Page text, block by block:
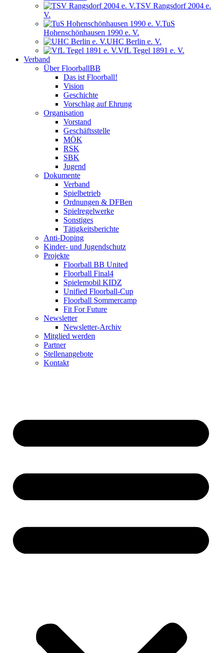
TSV Rangsdorf 2004 e.
V.
TuS
Hohenschönhausen 1990 e. V.
UHC Berlin e. V.
VfL Tegel 1891 e. V.
Verband
Über FloorballBB
Das ist Floorball!
Vision
Geschichte
Vorschlag auf Ehrung
Organisation
Vorstand
Geschäftsstelle
MÖK
RSK
SBK
Jugend
Dokumente
Verband
Spielbetrieb
Ordnungen & DFBen
Spielregelwerke
Sonstiges
Tätigkeitsberichte
Anti-Doping
Kinder- und Jugendschutz
Projekte
Floorball BB United
Floorball Final4
Spielemobil KIDZ
Unified Floorball-Cup
Floorball Sommercamp
Fit For Future
Newsletter
Newsletter-Archiv
Mitglied werden
Partner
Stellenangebote
Kontakt